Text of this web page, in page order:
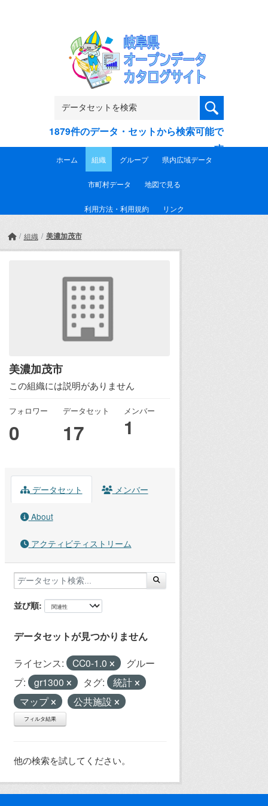
1879件のデータ・セットから検索可能で
す
ホーム 組織 グループ 県内広域データ
市町村データ 地図で見る
利用方法・利用規約 リンク
組織 美濃加茂市
美濃加茂市
この組織には説明がありません
フォロワー
0
データセット
17
メンバー
1
データセット メンバー
About
アクティビティストリーム
並び順
データセットが見つかりません
ライセンス: CC0-1.0
グルー
プ:
gr1300 タグ:
統計
マップ
公共施設
フィルタ結果
他の検索を試してください。